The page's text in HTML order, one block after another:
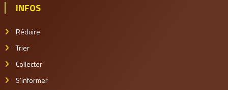
INFOS
Réduire
Trier
Collecter
S’informer